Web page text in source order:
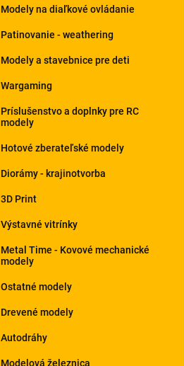
Modely na diaľkové ovládanie
Patinovanie - weathering
Modely a stavebnice pre deti
Wargaming
Príslušenstvo a doplnky pre RC
modely
Hotové zberateľské modely
Diorámy - krajinotvorba
3D Print
Výstavné vitrínky
Metal Time - Kovové mechanické
modely
Ostatné modely
Drevené modely
Autodráhy
Modelová železnica